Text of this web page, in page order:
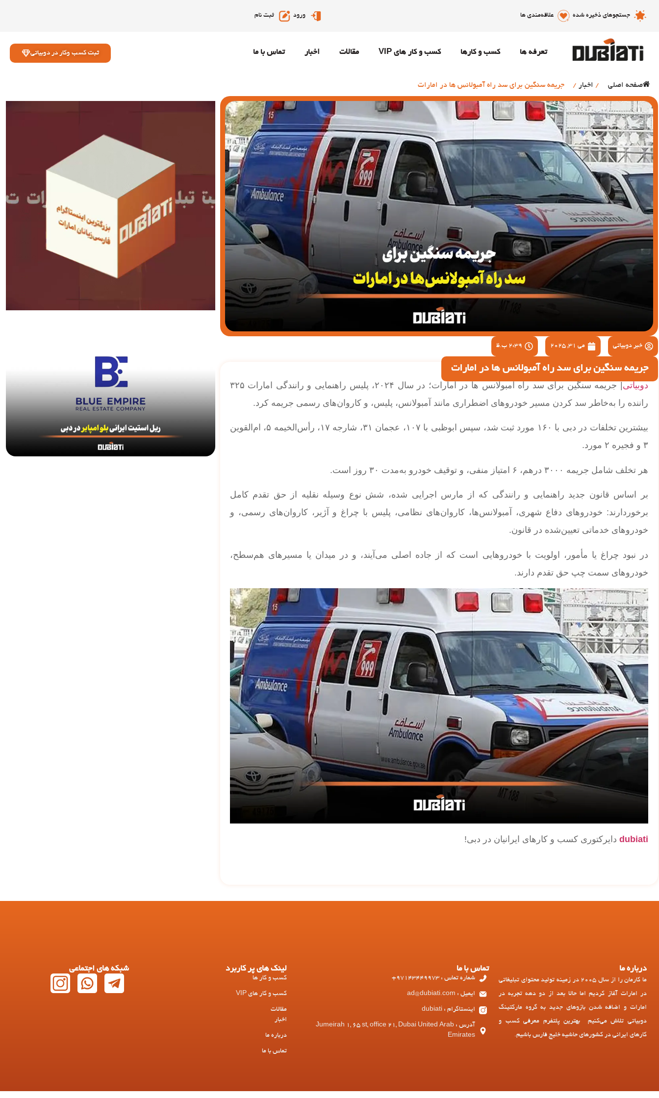
جستجوهای ذخیره شده علاقه‌مندی ها ورود ثبت نام
تعرفه ها کسب و کارها کسب و کار های VIP مقالات اخبار تماس با ما ثبت کسب وکار در دوبیاتی
صفحه اصلی / اخبار / جریمه سنگین برای سد راه آمبولانس ها در امارات
خبر دوبیاتی می 31, 2025 2:39 ب.ظ
جریمه سنگین برای سد راه آمبولانس ها در امارات
دوبیاتی
| جریمه سنگین برای سد راه آمبولانس ها در امارات؛ در سال ۲۰۲۴، پلیس راهنمایی و رانندگی امارات ۳۲۵
راننده را به‌خاطر سد کردن مسیر خودروهای اضطراری مانند آمبولانس، پلیس، و کاروان‌های رسمی جریمه کرد.
بیشترین تخلفات در دبی با ۱۶۰ مورد ثبت شد، سپس ابوظبی با ۱۰۷، عجمان ۳۱، شارجه ۱۷، رأس‌الخیمه ۵، ام‌القوین
۳ و فجیره ۲ مورد.
هر تخلف شامل جریمه ۳۰۰۰ درهم، ۶ امتیاز منفی، و توقیف خودرو به‌مدت ۳۰ روز است.
بر اساس قانون جدید راهنمایی و رانندگی که از مارس اجرایی شده، شش نوع وسیله نقلیه از حق تقدم کامل
برخوردارند: خودروهای دفاع شهری، آمبولانس‌ها، کاروان‌های نظامی، پلیس با چراغ و آژیر، کاروان‌های رسمی، و
خودروهای خدماتی تعیین‌شده در قانون.
در نبود چراغ یا مأمور، اولویت با خودروهایی است که از جاده اصلی می‌آیند، و در میدان یا مسیرهای هم‌سطح،
خودروهای سمت چپ حق تقدم دارند.
dubiati دایرکتوری کسب و کارهای ایرانیان در دبی!
درباره ما
ما کارمان را از سال 2005 در زمینه تولید محتوای تبلیغاتی
در امارات آغاز کردیم اما حالا بعد از دو دهه تجربه در
امارات و اضافه شدن بازوهای جدید به گروه مارکتینگ
دوبیاتی تلاش می‌کنیم بهترین پلتفرم معرفی کسب و
کارهای ایرانی در کشورهای حاشیه خلیج فارس باشیم.
تماس با ما
شماره تماس : 97143449973+
ایمیل : ad@dubiati.com
اینستاگرام : dubiati
آدرس : Jumeirah 1, 65 st, office 21, Dubai United Arab
Emirates
لینک های پر کاربرد
کسب و کار ها
کسب و کار های VIP
مقالات
اخبار
درباره ما
تماس با ما
شبکه های اجتماعی